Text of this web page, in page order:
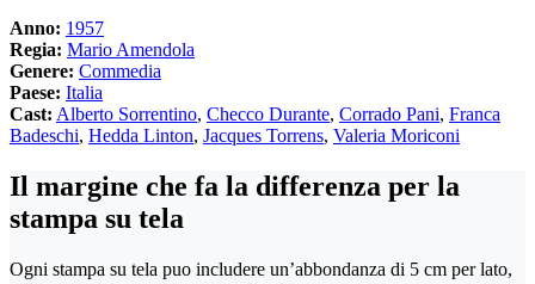
Anno: 1957
Regia: Mario Amendola
Genere: Commedia
Paese: Italia
Cast: Alberto Sorrentino, Checco Durante, Corrado Pani, Franca
Badeschi, Hedda Linton, Jacques Torrens, Valeria Moriconi
Il margine che fa la differenza per la
stampa su tela
Ogni stampa su tela puo includere un’abbondanza di 5 cm per lato,